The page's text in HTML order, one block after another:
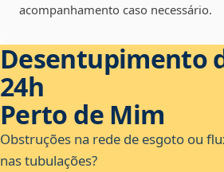
acompanhamento caso necessário.
Desentupimento
24h
Perto de Mim
Obstruções na rede de esgoto ou
nas tubulações?